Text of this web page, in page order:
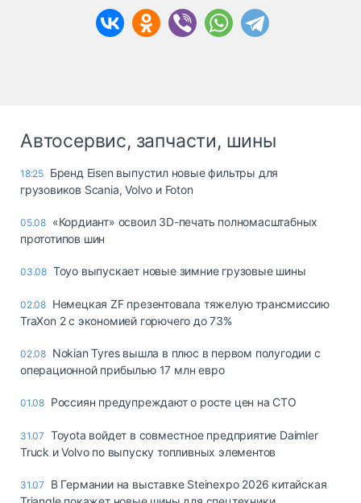
Автосервис, запчасти, шины
18:25 Бренд Eisen выпустил новые фильтры для
грузовиков Scania, Volvo и Foton
05.08 «Кордиант» освоил 3D-печать полномасштабных
прототипов шин
03.08 Toyo выпускает новые зимние грузовые шины
02.08 Немецкая ZF презентовала тяжелую трансмиссию
TraXon 2 с экономией горючего до 73%
02.08 Nokian Tyres вышла в плюс в первом полугодии с
операционной прибылью 17 млн евро
01.08 Россиян предупреждают о росте цен на СТО
31.07 Toyota войдет в совместное предприятие Daimler
Truck и Volvo по выпуску топливных элементов
31.07
В Германии на выставке Steinexpo 2026 китайская